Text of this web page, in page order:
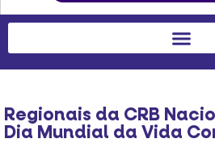
Regionais da CRB
Dia Mundial da Vida